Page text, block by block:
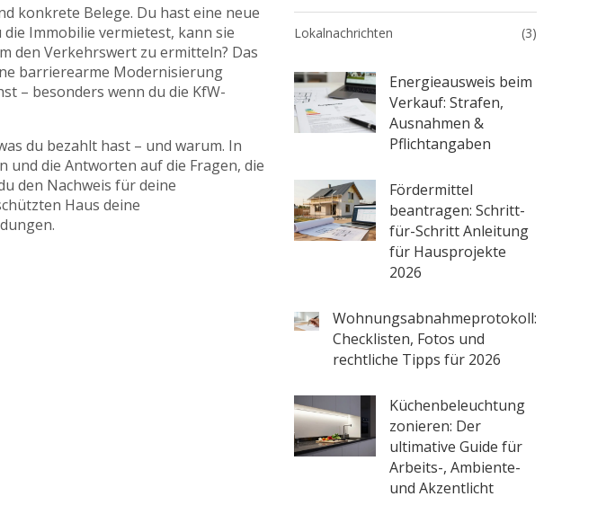
Lokalnachrichten (3)
Energieausweis beim
Verkauf: Strafen,
Ausnahmen &
Pflichtangaben
Fördermittel
beantragen: Schritt-
für-Schritt Anleitung
für Hausprojekte
2026
Wohnungsabnahmeprotokoll:
Checklisten, Fotos und
rechtliche Tipps für 2026
Küchenbeleuchtung
zonieren: Der
ultimative Guide für
Arbeits-, Ambiente-
und Akzentlicht
konkrete Belege. Du hast eine neue
Immobilie vermietest, kann sie
den Verkehrswert zu ermitteln? Das
barrierearme Modernisierung
– besonders wenn du die KfW-
du bezahlt hast – und warum. In
und die Antworten auf die Fragen, die
den Nachweis für deine
Haus deine